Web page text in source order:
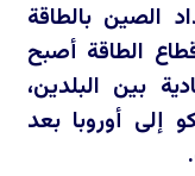
الصين بالطاقة
الطاقة أصبح
بين البلدين،
أوروبا بعد